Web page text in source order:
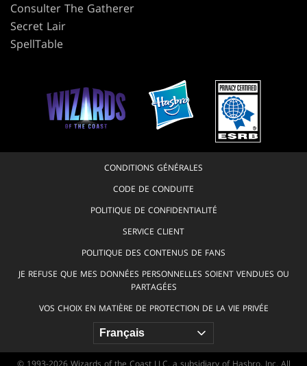
Consulter The Gatherer
Secret Lair
SpellTable
CONDITIONS GÉNÉRALES
CODE DE CONDUITE
POLITIQUE DE CONFIDENTIALITÉ
SERVICE CLIENT
POLITIQUE DES CONTENUS DE FANS
JE REFUSE QUE MES DONNÉES PERSONNELLES SOIENT VENDUES OU
PARTAGÉES
VOS CHOIX EN MATIÈRE DE PROTECTION DE LA VIE PRIVÉE
© 1993-2026 Wizards of the Coast LLC, a subsidiary of Hasbro, Inc. All